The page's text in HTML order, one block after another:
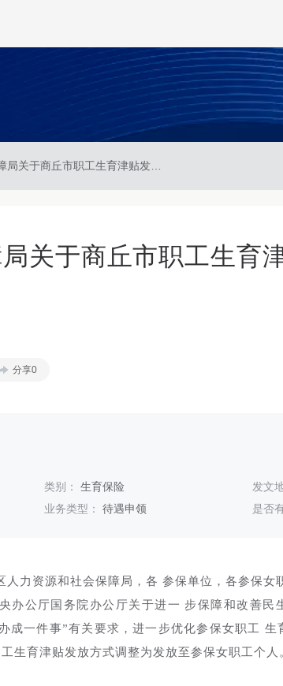
关于商丘市职工生育
分享0
类别：生育保险 发文
业务类型：待遇申领 是否
力资源和社会保障局，各 参保单位，各参保女
办公厅国务院办公厅关于进一 步保障和改善民
成一件事”有关要求，进一步优化参保女职工 生
生育津贴发放方式调整为发放至参保女职工个人